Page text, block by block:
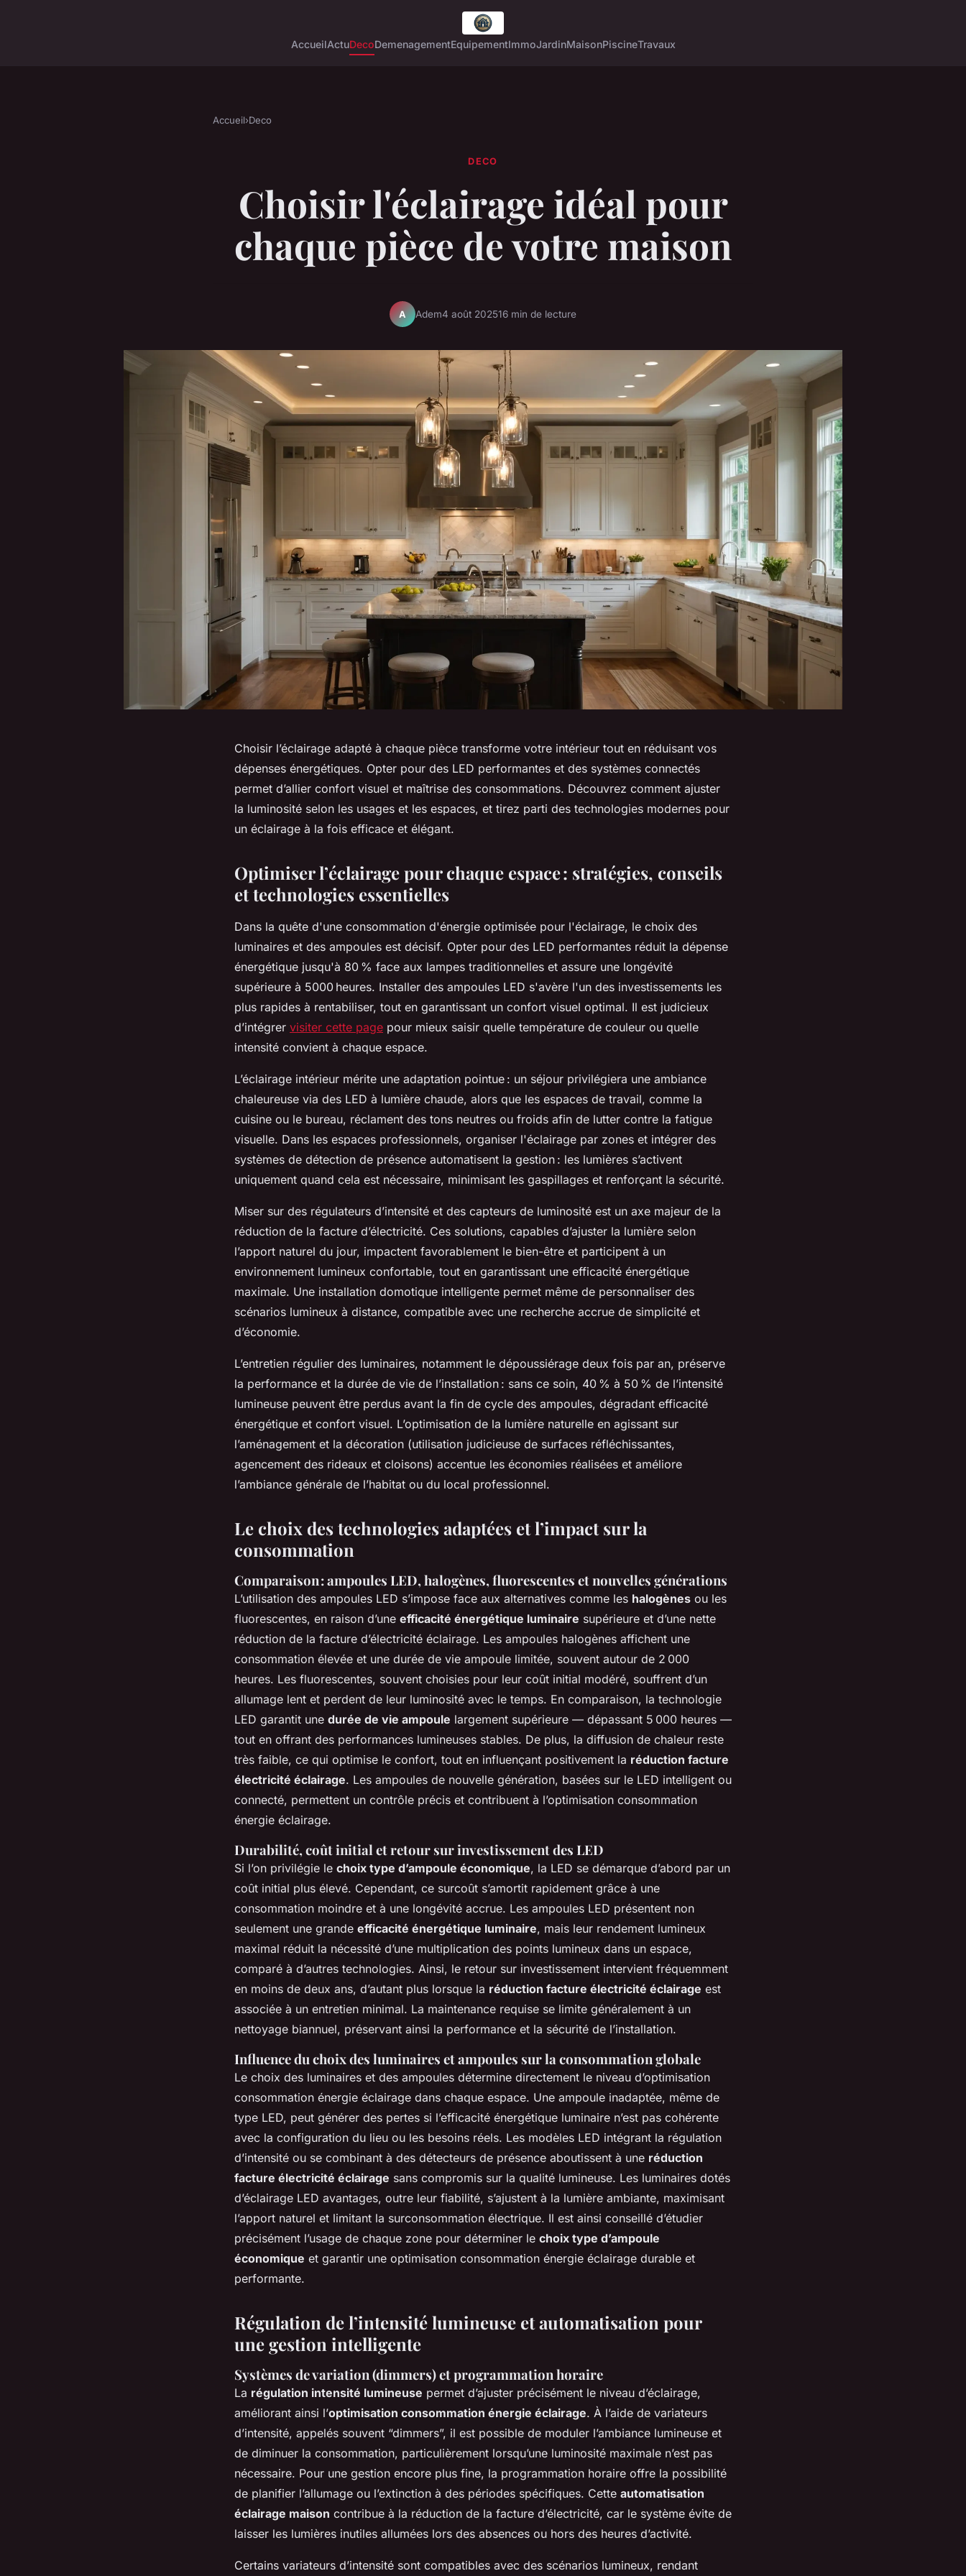
AccueilActuDecoDemenagementEquipementImmoJardinMaisonPiscineTravaux
Accueil›Deco
DECO
Choisir l'éclairage idéal pour
chaque pièce de votre maison
A Adem4 août 202516 min de lecture
Choisir l’éclairage adapté à chaque pièce transforme votre intérieur tout en réduisant vos
dépenses énergétiques. Opter pour des LED performantes et des systèmes connectés
permet d’allier confort visuel et maîtrise des consommations. Découvrez comment ajuster
la luminosité selon les usages et les espaces, et tirez parti des technologies modernes pour
un éclairage à la fois efficace et élégant.
Optimiser l’éclairage pour chaque espace : stratégies, conseils
et technologies essentielles
Dans la quête d'une consommation d'énergie optimisée pour l'éclairage, le choix des
luminaires et des ampoules est décisif. Opter pour des LED performantes réduit la dépense
énergétique jusqu'à 80 % face aux lampes traditionnelles et assure une longévité
supérieure à 5000 heures. Installer des ampoules LED s'avère l'un des investissements les
plus rapides à rentabiliser, tout en garantissant un confort visuel optimal. Il est judicieux
d’intégrer visiter cette page pour mieux saisir quelle température de couleur ou quelle
intensité convient à chaque espace.
L’éclairage intérieur mérite une adaptation pointue : un séjour privilégiera une ambiance
chaleureuse via des LED à lumière chaude, alors que les espaces de travail, comme la
cuisine ou le bureau, réclament des tons neutres ou froids afin de lutter contre la fatigue
visuelle. Dans les espaces professionnels, organiser l'éclairage par zones et intégrer des
systèmes de détection de présence automatisent la gestion : les lumières s’activent
uniquement quand cela est nécessaire, minimisant les gaspillages et renforçant la sécurité.
Miser sur des régulateurs d’intensité et des capteurs de luminosité est un axe majeur de la
réduction de la facture d’électricité. Ces solutions, capables d’ajuster la lumière selon
l’apport naturel du jour, impactent favorablement le bien-être et participent à un
environnement lumineux confortable, tout en garantissant une efficacité énergétique
maximale. Une installation domotique intelligente permet même de personnaliser des
scénarios lumineux à distance, compatible avec une recherche accrue de simplicité et
d’économie.
L’entretien régulier des luminaires, notamment le dépoussiérage deux fois par an, préserve
la performance et la durée de vie de l’installation : sans ce soin, 40 % à 50 % de l’intensité
lumineuse peuvent être perdus avant la fin de cycle des ampoules, dégradant efficacité
énergétique et confort visuel. L’optimisation de la lumière naturelle en agissant sur
l’aménagement et la décoration (utilisation judicieuse de surfaces réfléchissantes,
agencement des rideaux et cloisons) accentue les économies réalisées et améliore
l’ambiance générale de l’habitat ou du local professionnel.
Le choix des technologies adaptées et l’impact sur la
consommation
Comparaison : ampoules LED, halogènes, fluorescentes et nouvelles générations
L’utilisation des ampoules LED s’impose face aux alternatives comme les halogènes ou les
fluorescentes, en raison d’une efficacité énergétique luminaire supérieure et d’une nette
réduction de la facture d’électricité éclairage. Les ampoules halogènes affichent une
consommation élevée et une durée de vie ampoule limitée, souvent autour de 2 000
heures. Les fluorescentes, souvent choisies pour leur coût initial modéré, souffrent d’un
allumage lent et perdent de leur luminosité avec le temps. En comparaison, la technologie
LED garantit une durée de vie ampoule largement supérieure — dépassant 5 000 heures —
tout en offrant des performances lumineuses stables. De plus, la diffusion de chaleur reste
très faible, ce qui optimise le confort, tout en influençant positivement la réduction facture
électricité éclairage. Les ampoules de nouvelle génération, basées sur le LED intelligent ou
connecté, permettent un contrôle précis et contribuent à l’optimisation consommation
énergie éclairage.
Durabilité, coût initial et retour sur investissement des LED
Si l’on privilégie le choix type d’ampoule économique, la LED se démarque d’abord par un
coût initial plus élevé. Cependant, ce surcoût s’amortit rapidement grâce à une
consommation moindre et à une longévité accrue. Les ampoules LED présentent non
seulement une grande efficacité énergétique luminaire, mais leur rendement lumineux
maximal réduit la nécessité d’une multiplication des points lumineux dans un espace,
comparé à d’autres technologies. Ainsi, le retour sur investissement intervient fréquemment
en moins de deux ans, d’autant plus lorsque la réduction facture électricité éclairage est
associée à un entretien minimal. La maintenance requise se limite généralement à un
nettoyage biannuel, préservant ainsi la performance et la sécurité de l’installation.
Influence du choix des luminaires et ampoules sur la consommation globale
Le choix des luminaires et des ampoules détermine directement le niveau d’optimisation
consommation énergie éclairage dans chaque espace. Une ampoule inadaptée, même de
type LED, peut générer des pertes si l’efficacité énergétique luminaire n’est pas cohérente
avec la configuration du lieu ou les besoins réels. Les modèles LED intégrant la régulation
d’intensité ou se combinant à des détecteurs de présence aboutissent à une réduction
facture électricité éclairage sans compromis sur la qualité lumineuse. Les luminaires dotés
d’éclairage LED avantages, outre leur fiabilité, s’ajustent à la lumière ambiante, maximisant
l’apport naturel et limitant la surconsommation électrique. Il est ainsi conseillé d’étudier
précisément l’usage de chaque zone pour déterminer le choix type d’ampoule
économique et garantir une optimisation consommation énergie éclairage durable et
performante.
Régulation de l’intensité lumineuse et automatisation pour
une gestion intelligente
Systèmes de variation (dimmers) et programmation horaire
La régulation intensité lumineuse permet d’ajuster précisément le niveau d’éclairage,
améliorant ainsi l’optimisation consommation énergie éclairage. À l’aide de variateurs
d’intensité, appelés souvent “dimmers”, il est possible de moduler l’ambiance lumineuse et
de diminuer la consommation, particulièrement lorsqu’une luminosité maximale n’est pas
nécessaire. Pour une gestion encore plus fine, la programmation horaire offre la possibilité
de planifier l’allumage ou l’extinction à des périodes spécifiques. Cette automatisation
éclairage maison contribue à la réduction de la facture d’électricité, car le système évite de
laisser les lumières inutiles allumées lors des absences ou hors des heures d’activité.
Certains variateurs d’intensité sont compatibles avec des scénarios lumineux, rendant